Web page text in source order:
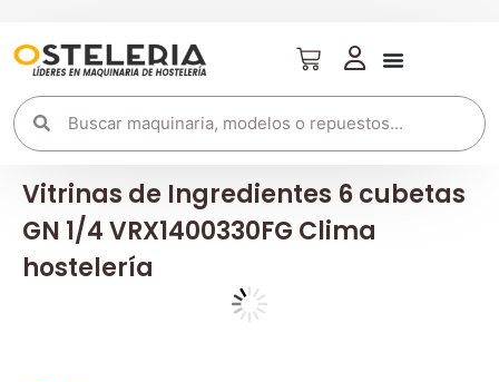
Vitrinas de Ingredientes 6 cubetas
GN 1/4 VRX1400330FG Clima
hostelería